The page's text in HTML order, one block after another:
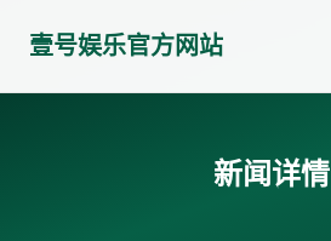
壹号娱乐官方网站
新闻详情